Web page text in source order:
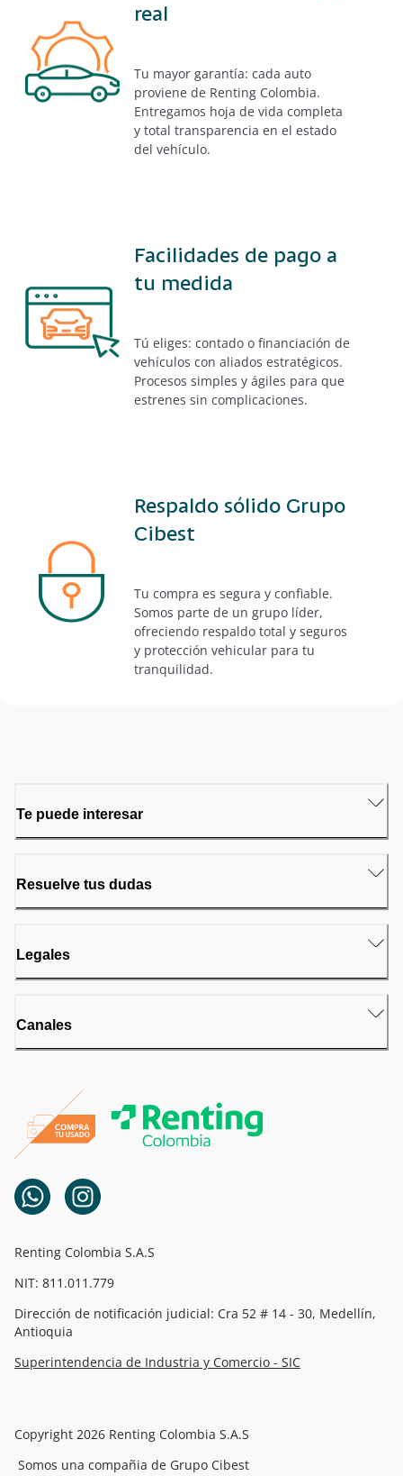
real
Tu mayor garantía: cada auto
proviene de Renting Colombia.
Entregamos hoja de vida completa
y total transparencia en el estado
del vehículo.
Facilidades de pago a
tu medida
Tú eliges: contado o financiación de
vehículos con aliados estratégicos.
Procesos simples y ágiles para que
estrenes sin complicaciones.
Respaldo sólido Grupo
Cibest
Tu compra es segura y confiable.
Somos parte de un grupo líder,
ofreciendo respaldo total y seguros
y protección vehicular para tu
tranquilidad.
Te puede interesar
Resuelve tus dudas
Legales
Canales
Renting Colombia S.A.S
NIT: 811.011.779
Dirección de notificación judicial: Cra 52 # 14 - 30, Medellín,
Antioquia
Superintendencia de Industria y Comercio - SIC
Copyright 2026 Renting Colombia S.A.S
Somos una compañia de Grupo Cibest